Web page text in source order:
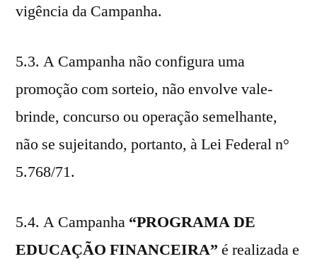
vigência da Campanha.
5.3. A Campanha não configura uma
promoção com sorteio, não envolve vale-
brinde, concurso ou operação semelhante,
não se sujeitando, portanto, à Lei Federal n°
5.768/71.
5.4. A Campanha “PROGRAMA DE
EDUCAÇÃO FINANCEIRA” é realizada e